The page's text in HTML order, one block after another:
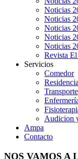
Noticias
Noticias
Noticias
Noticias
Noticias
Revista
Servicios
Comedor
Residencia
Transporte
Audicion
Ampa
Contacto
NOS VAMOS A